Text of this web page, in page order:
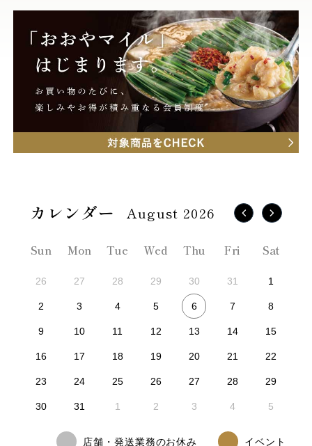
August 2026
Sun Mon Tue Wed Thu Fri Sat
26 27 28 29 30 31 1
2 3 4 5 6 7 8
9 10 11 12 13 14 15
16 17 18 19 20 21 22
23 24 25 26 27 28 29
30 31 1 2 3 4 5
店舗・発送業務のお休み イベント